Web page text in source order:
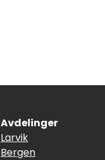
Avdelinger
Larvik
Bergen